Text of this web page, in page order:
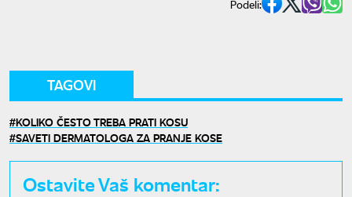
Podeli:
TAGOVI
KOLIKO ČESTO TREBA PRATI KOSU
SAVETI DERMATOLOGA ZA PRANJE KOSE
Ostavite Vaš komentar: